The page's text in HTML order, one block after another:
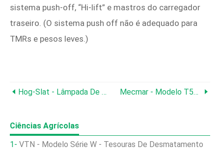
sistema push-off, “Hi-lift” e mastros do carregador
traseiro. (O sistema push off não é adequado para
TMRs e pesos leves.)
Hog-Slat - Lâmpada De Calor Poli Mecmar - Modelo T50 - Máquina De Torrefação
Ciências Agrícolas
VTN - Modelo Série W - Tesouras De Desmatamento